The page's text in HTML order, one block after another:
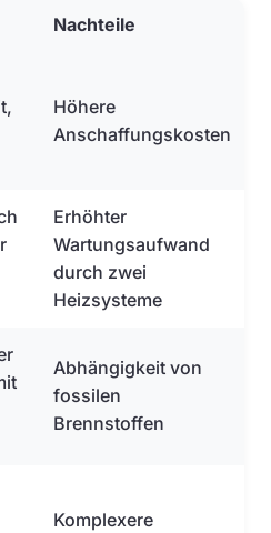
Nachteile
Höhere
Anschaffungskosten
Erhöhter
Wartungsaufwand
durch zwei
Heizsysteme
Abhängigkeit von
fossilen
Brennstoffen
Komplexere